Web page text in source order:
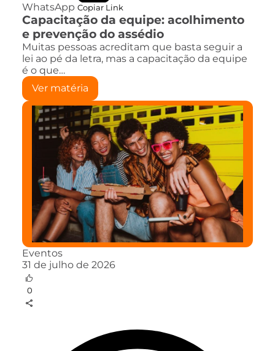
WhatsApp Copiar Link
Capacitação da equipe: acolhimento
e prevenção do assédio
Muitas pessoas acreditam que basta seguir a
lei ao pé da letra, mas a capacitação da equipe
é o que…
Ver matéria
Eventos
31 de julho de 2026
0